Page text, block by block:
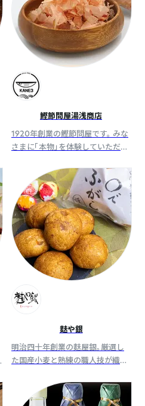
鰹節問屋湯浅商店
1920年創業の鰹節問屋です。 みな
さまに「本物」を体験していただき
提供しています。
麩や銀
明治四十年創業の麩屋銀。厳選し
た国産小麦と熟練の職人技が織り
合し、気品漂う、唯一無二の美味し
さを、日々の至福の食卓へお届け